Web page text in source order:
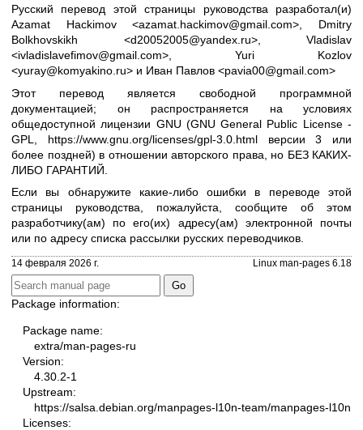
Русский перевод этой страницы руководства разработал(и)
Azamat Hackimov <azamat.hackimov@gmail.com>, Dmitry
Bolkhovskikh <d20052005@yandex.ru>, Vladislav
<ivladislavefimov@gmail.com>, Yuri Kozlov
<yuray@komyakino.ru> и Иван Павлов <pavia00@gmail.com>
Этот перевод является свободной программной
документацией; он распространяется на условиях
общедоступной лицензии GNU (GNU General Public License -
GPL, https://www.gnu.org/licenses/gpl-3.0.htmlверсии 3 или
более поздней) в отношении авторского права, но БЕЗ КАКИХ-
ЛИБО ГАРАНТИЙ.
Если вы обнаружите какие-либо ошибки в переводе этой
страницы руководства, пожалуйста, сообщите об этом
разработчику(ам) по его(их) адресу(ам) электронной почты
или по адресу списка рассылки русских переводчиков
14 февраля 2026 г. Linux man-pages 6.18
Package information:
Package name:
extra/man-pages-ru
Version:
4.30.2-1
Upstream:
https://salsa.debian.org/manpages-l10n-team/manpages-l10n
Licenses: